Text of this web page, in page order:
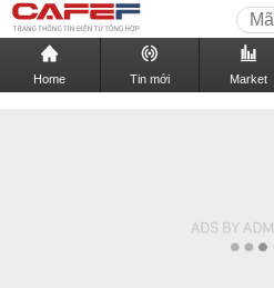
Home Tin mới Market